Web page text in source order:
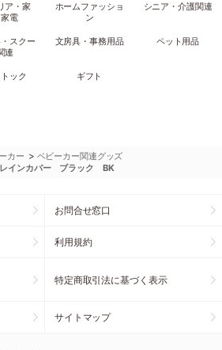
ア・家
電
ホームファッショ
ン
シニア・介護関連
スクー
連
文房具・事務用品 ペット用品
ック ギフト
カー > ベビーカー関連グッズ
レインカバー ブラック BK
お問合せ窓口
利用規約
特定商取引法に基づく表示
サイトマップ